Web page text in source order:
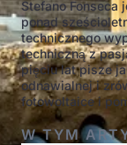
Stefano Fonseca
ponad
technicznego
techniczną z
pięciu lat pisze
odnawialnej i
fotowoltaice i
W TYM